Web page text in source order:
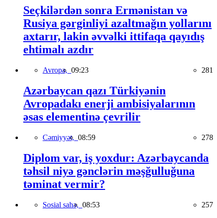
Seçkilərdən sonra Ermənistan və
Rusiya gərginliyi azaltmağın yollarını
axtarır, lakin əvvəlki ittifaqa qayıdış
ehtimalı azdır
Avropa, 09:23 281
Azərbaycan qazı Türkiyənin
Avropadakı enerji ambisiyalarının
əsas elementinə çevrilir
Cəmiyyət, 08:59 278
Diplom var, iş yoxdur: Azərbaycanda
təhsil niyə gənclərin məşğulluğuna
təminat vermir?
Sosial sahə, 08:53 257